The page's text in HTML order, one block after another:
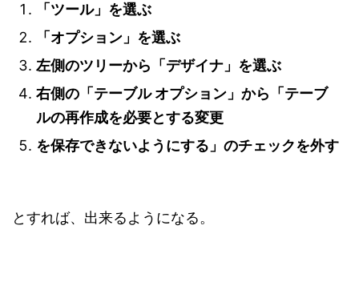
「ツール」を選ぶ
「オプション」を選ぶ
左側のツリーから「デザイナ」を選ぶ
右側の「テーブル オプション」から「テーブ
ルの再作成を必要とする変更
を保存できないようにする」のチェックを外す
とすれば、出来るようになる。